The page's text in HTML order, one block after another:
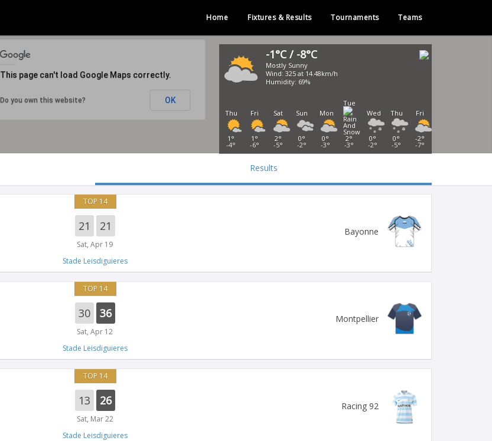
Home Fixtures & Results Tournaments Teams
This page can't load Google Maps correctly.
Do you own this website? OK
-1°C / -8°C
Mostly Sunny
Wind: 325 at 14.48km/h
Humidity: 69%
Thu
1°
-4°
Fri
1°
-6°
Sat
2°
-5°
Sun
0°
-2°
Mon
0°
-3°
Tue
2°
-3°
Wed
0°
-2°
Thu
0°
-5°
Fri
-2°
-7°
Results
TOP 14
21 21
Sat, Apr 19
Bayonne
Stade Leisdiguieres
TOP 14
30 36
Sat, Apr 12
Montpellier
Stade Leisdiguieres
TOP 14
13 26
Sat, Mar 22
Racing 92
Stade Leisdiguieres